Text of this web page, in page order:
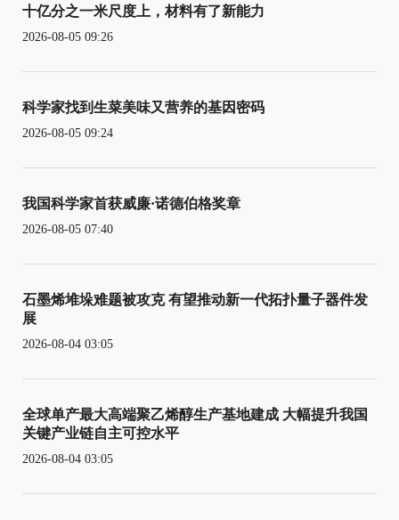
十亿分之一米尺度上，材料有了新能力
2026-08-05 09:26
科学家找到生菜美味又营养的基因密码
2026-08-05 09:24
我国科学家首获威廉·诺德伯格奖章
2026-08-05 07:40
石墨烯堆垛难题被攻克 有望推动新一代拓扑量子器件发
展
2026-08-04 03:05
全球单产最大高端聚乙烯醇生产基地建成 大幅提升我国
关键产业链自主可控水平
2026-08-04 03:05